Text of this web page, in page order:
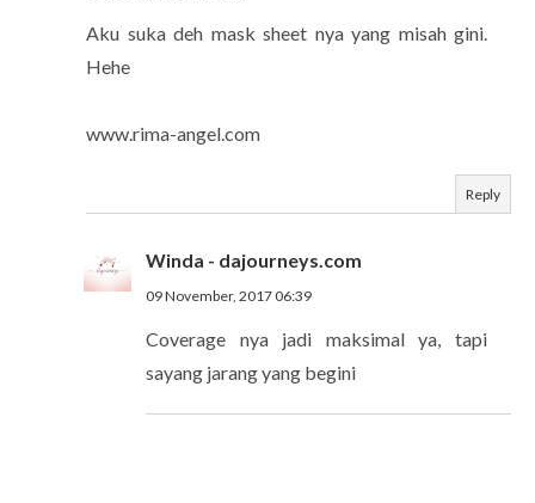
Aku suka deh mask sheet nya yang misah gini.
Hehe
www.rima-angel.com
Reply
Winda - dajourneys.com
09 November, 2017 06:39
Coverage nya jadi maksimal ya, tapi
sayang jarang yang begini